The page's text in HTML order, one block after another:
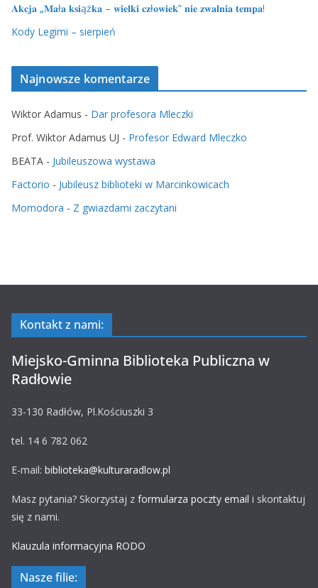
𝐀𝐤𝐜𝐣𝐚 „𝐌𝐚ł𝐚 𝐤𝐬𝐢ąż𝐤𝐚 – 𝐰𝐢𝐞𝐥𝐤𝐢 𝐜𝐳ł𝐨𝐰𝐢𝐞𝐤” 𝐧𝐢𝐞 𝐳𝐰𝐚𝐥𝐧𝐢𝐚 𝐭𝐞𝐦𝐩𝐚!
Kody Legimi – sierpień
Najnowsze komentarze
Wiktor Adamus - Dar profesora Mleczki
Prof. Wiktor Adamus UJ - Profesor Edward Mleczko
BEATA - Jubileuszowa wystawa
Factorio - Jubileusz biblioteki w Marcinkowicach
Momodora - Z gwiazdami zaczytani
Kontakt z nami:
Miejsko-Gminna Biblioteka Publiczna w
Radłowie
33-130 Radłów, Pl.Kościuszki 3
tel. 14 6 782 062
E-mail: biblioteka@kulturaradlow.pl
Masz pytania? Skorzystaj z formularza poczty email i skontaktuj
się z nami.
Klauzula informacyjna RODO
Nasze filie: